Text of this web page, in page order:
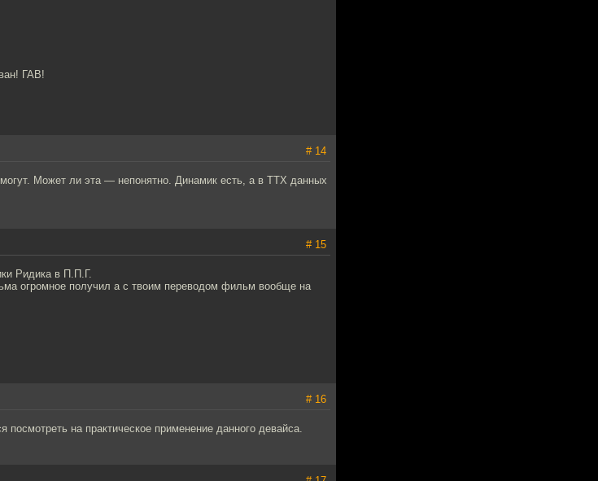
ГАВ!
# 14
Может ли эта — непонятно. Динамик есть, а в ТТХ данных
# 15
Ридика в П.П.Г.
огромное получил а с твоим переводом фильм вообще на
# 16
на практическое применение данного девайса.